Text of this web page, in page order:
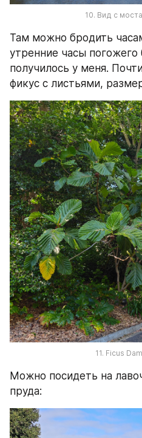
10. Вид с
Там можно бродить
утренние часы погожего
получилось у меня.
фикус с листьями,
11. Ficus
Можно посидеть на
пруда: